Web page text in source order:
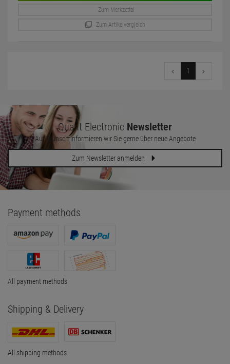
Zum Merkzettel
Zum Artikelvergleich
1
Quant Electronic Newsletter
Auf Wunsch informieren wir Sie gerne über neue Angebote
Zum Newsletter anmelden
Payment methods
All payment methods
Shipping & Delivery
All shipping methods